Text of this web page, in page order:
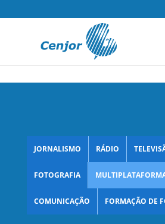
JORNALISMO RÁDIO
FOTOGRAFIA
COMUNICAÇÃO FORMAÇÃO DE